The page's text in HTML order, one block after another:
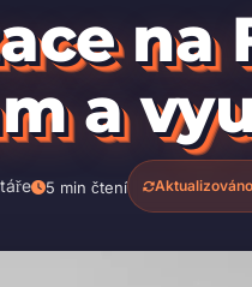
na
a
5 min čtení